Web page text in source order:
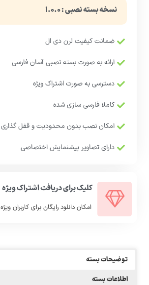
نسخه بسته نصبی : ۱.۰.۰
ضمانت کیفیت لرن دی ال
ارائه به صورت بسته نصبی آسان فارسی
دسترسی به صورت اشتراک ویژه
کاملا فارسی سازی شده
امکان نصب بدون محدودیت و قفل گذاری
دارای تصاویر پیشنمایش اختصاصی
کلیک برای دریافت اشتراک ویژه
امکان دانلود رایگان برای کاربران ویژه
توضیحات بسته
اطلاعات بسته